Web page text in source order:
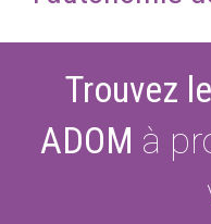
Trouvez
ADOM à